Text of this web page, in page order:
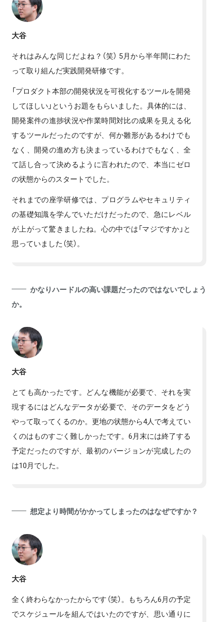
大谷
それはみんな同じだよね？（笑） 5月から半年間にわた
って取り組んだ実践開発研修です。
「プロダクト本部の開発状況を可視化するツールを開発
してほしい」というお題をもらいました。具体的には、
開発案件の進捗状況や作業時間対比の成果を見える化
するツールだったのですが、何か雛形があるわけでも
なく、開発の進め方も決まっているわけでもなく、全
て話し合って決めるように言われたので、本当にゼロ
の状態からのスタートでした。
それまでの座学研修では、プログラムやセキュリティ
の基礎知識を学んでいただけだったので、急にレベル
が上がって驚きましたね。心の中では「マジですか」と
思っていました（笑）。
かなりハードルの高い課題だったのではないでしょう
か。
大谷
とても高かったです。どんな機能が必要で、それを実
現するにはどんなデータが必要で、そのデータをどう
やって取ってくるのか。更地の状態から4人で考えてい
くのはものすごく難しかったです。6月末には終了する
予定だったのですが、最初のバージョンが完成したの
は10月でした。
想定より時間がかかってしまったのはなぜですか？
大谷
全く終わらなかったからです（笑）。もちろん6月の予定
でスケジュールを組んではいたのですが、思い通りに